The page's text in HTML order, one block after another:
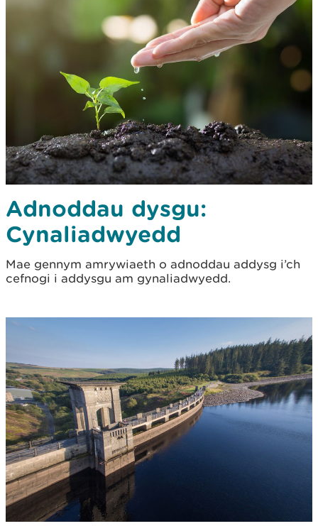
Adnoddau dysgu:
Cynaliadwyedd
Mae gennym amrywiaeth o adnoddau addysg i’ch
cefnogi i addysgu am gynaliadwyedd.